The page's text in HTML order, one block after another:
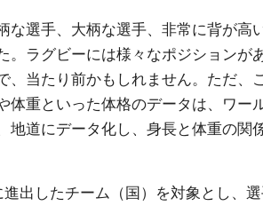
な選手、大柄な選手、非常に背が高
。ラグビーには様々なポジションが
、当たり前かもしれません。ただ、
体重といった体格のデータは、ワー
地道にデータ化し、身長と体重の関
出したチーム（国）を対象とし、